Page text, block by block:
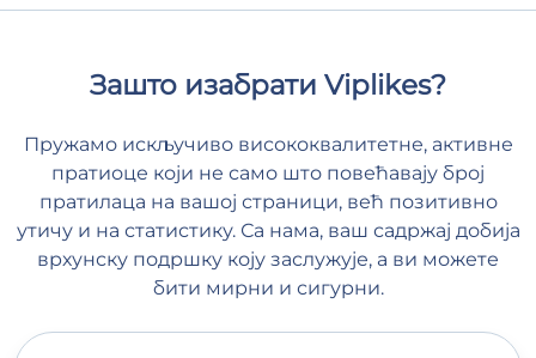
Зашто изабрати Viplikes?
Пружамо искључиво висококвалитетне, активне
пратиоце који не само што повећавају број
пратилаца на вашој страници, већ позитивно
утичу и на статистику. Са нама, ваш садржај добија
врхунску подршку коју заслужује, а ви можете
бити мирни и сигурни.